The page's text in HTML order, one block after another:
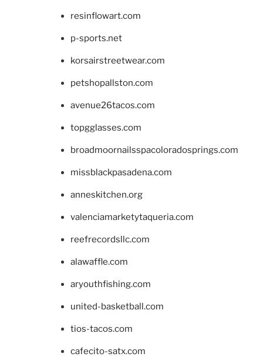
resinflowart.com
p-sports.net
korsairstreetwear.com
petshopallston.com
avenue26tacos.com
topgglasses.com
broadmoornailsspacoloradosprings.com
missblackpasadena.com
anneskitchen.org
valenciamarketytaqueria.com
reefrecordsllc.com
alawaffle.com
aryouthfishing.com
united-basketball.com
tios-tacos.com
cafecito-satx.com